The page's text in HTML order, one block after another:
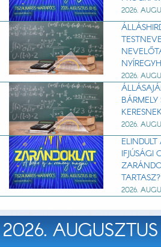
2026.
2026.
2026.
IFJÚSÁGI
TARTASZ?
2026.
2026. AUGUSZTUS